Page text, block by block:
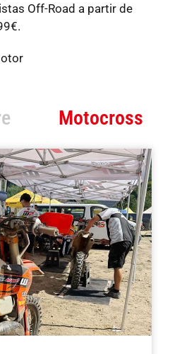
Off-Road a partir de
Motocross